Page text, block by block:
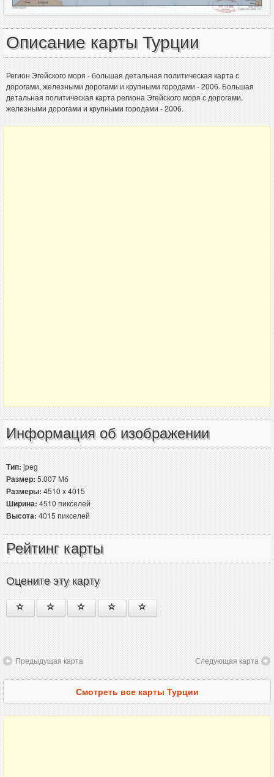
Описание карты Турции
Регион Эгейского моря - большая детальная политическая карта с
дорогами, железными дорогами и крупными городами - 2006. Большая
детальная политическая карта региона Эгейского моря с дорогами,
железными дорогами и крупными городами - 2006.
Информация об изображении
Тип:jpeg
Размер:5.007 Мб
Размеры:4510 x 4015
Ширина:4510 пикселей
Высота:4015 пикселей
Рейтинг карты
Оцените эту карту
Предыдущая карта Следующая карта
Смотреть все карты Турции